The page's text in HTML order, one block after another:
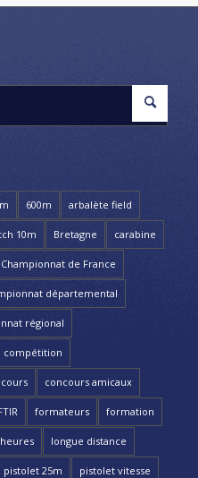
600m arbalète field
10m Bretagne carabine
Championnat de France
départemental
régional
compétition
concours amicaux
formateurs formation
longue distance
pistolet 25m pistolet vitesse